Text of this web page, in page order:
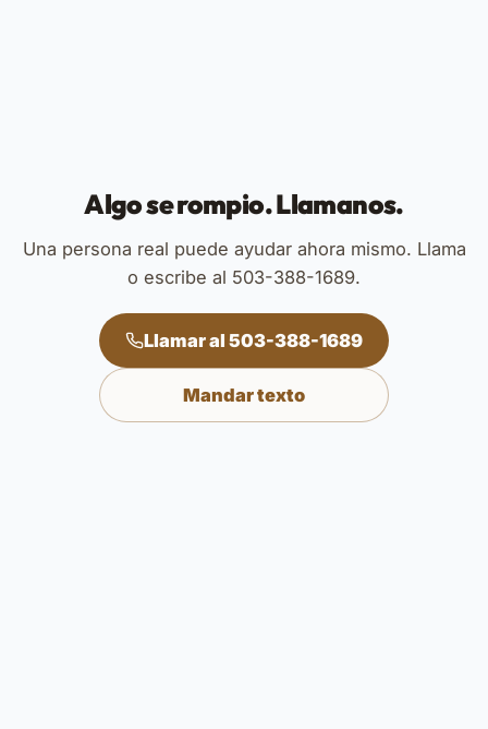
Algo se rompio. Llamanos.
Una persona real puede ayudar ahora mismo. Llama
o escribe al 503-388-1689.
Llamar al 503-388-1689
Mandar texto